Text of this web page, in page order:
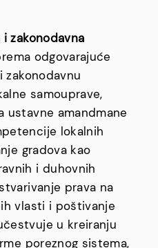
i zakonodavna
odgovarajuće
samouprave,
ustavne amandmane
lokalnih
gradova kao
i duhovnih
prava na
vlasti i poštivanje
u kreiranju
poreznog sistema,